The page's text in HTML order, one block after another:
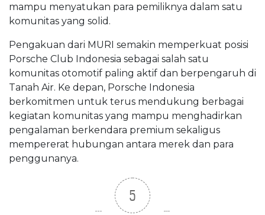
mampu menyatukan para pemiliknya dalam satu
komunitas yang solid.
Pengakuan dari MURI semakin memperkuat posisi
Porsche Club Indonesia sebagai salah satu
komunitas otomotif paling aktif dan berpengaruh di
Tanah Air. Ke depan, Porsche Indonesia
berkomitmen untuk terus mendukung berbagai
kegiatan komunitas yang mampu menghadirkan
pengalaman berkendara premium sekaligus
mempererat hubungan antara merek dan para
penggunanya.
5